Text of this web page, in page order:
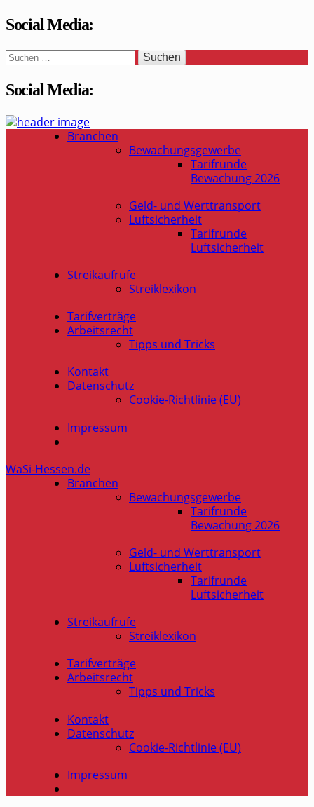
Social Media:
Suchen
nach:
Social Media:
WaSi-Hessen.de
Infoportal Wach- und Sicherheitsbranche in Hessen
Branchen
Bewachungsgewerbe
Tarifrunde
Bewachung 2026
Geld- und Werttransport
Luftsicherheit
Tarifrunde
Luftsicherheit
Streikaufrufe
Streiklexikon
Tarifverträge
Arbeitsrecht
Tipps und Tricks
Kontakt
Datenschutz
Cookie-Richtlinie (EU)
Impressum
WaSi-Hessen.de
Branchen
Bewachungsgewerbe
Tarifrunde
Bewachung 2026
Geld- und Werttransport
Luftsicherheit
Tarifrunde
Luftsicherheit
Streikaufrufe
Streiklexikon
Tarifverträge
Arbeitsrecht
Tipps und Tricks
Kontakt
Datenschutz
Cookie-Richtlinie (EU)
Impressum